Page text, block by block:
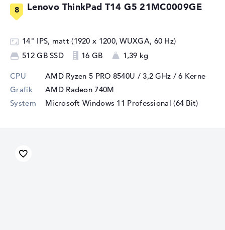
Lenovo ThinkPad T14 G5 21MC0009GE
14" IPS, matt (1920 x 1200, WUXGA, 60 Hz)
512 GB SSD
16 GB 1,39 kg
CPU AMD Ryzen 5 PRO 8540U / 3,2 GHz / 6 Kerne
Grafik
AMD Radeon 740M
System
Microsoft Windows 11 Professional (64 Bit)